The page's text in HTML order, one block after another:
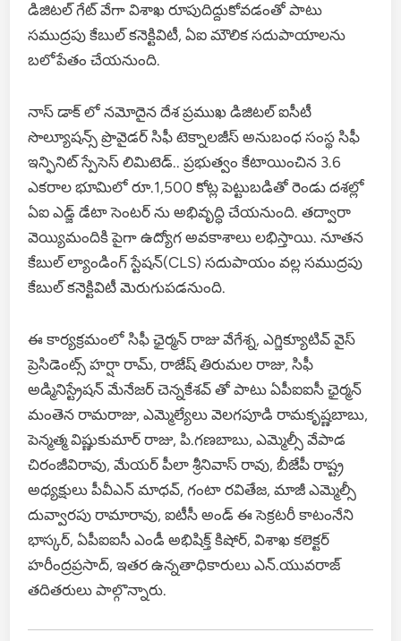
డిజిటల్ గేట్ వేగా విశాఖ రూపుదిద్దుకోవడంతో పాటు
సముద్రపు కేబుల్ కనెక్టివిటీ, ఏఐ మౌలిక సదుపాయాలను
బలోపేతం చేయనుంది.
నాస్ డాక్ లో నమోదైన దేశ ప్రముఖ డిజిటల్ ఐసీటీ
సొల్యూషన్స్ ప్రొవైడర్ సిఫీ టెక్నాలజీస్ అనుబంధ సంస్థ సిఫీ
ఇన్ఫినిట్ స్పేసెస్ లిమిటెడ్.. ప్రభుత్వం కేటాయించిన 3.6
ఎకరాల భూమిలో రూ.1,500 కోట్ల పెట్టుబడితో రెండు దశల్లో
ఏఐ ఎడ్జ్ డేటా సెంటర్ ను అభివృద్ధి చేయనుంది. తద్వారా
వెయ్యిమందికి పైగా ఉద్యోగ అవకాశాలు లభిస్తాయి. నూతన
కేబుల్ ల్యాండింగ్ స్టేషన్(CLS) సదుపాయం వల్ల సముద్రపు
కేబుల్ కనెక్టివిటీ మెరుగుపడనుంది.
ఈ కార్యక్రమంలో సిఫీ ఛైర్మన్ రాజు వేగేశ్న, ఎగ్జిక్యూటివ్ వైస్
ప్రెసిడెంట్స్ హర్షా రామ్, రాజేష్ తిరుమల రాజు, సిఫీ
అడ్మినిస్ట్రేషన్ మేనేజర్ చెన్నకేశవ్ తో పాటు ఏపీఐఐసీ ఛైర్మన్
మంతెన రామరాజు, ఎమ్మెల్యేలు వెలగపూడి రామకృష్ణబాబు,
పెన్మత్మ విష్ణుకుమార్ రాజు, పి.గణబాబు, ఎమ్మెల్సీ వేపాడ
చిరంజీవిరావు, మేయర్ పీలా శ్రీనివాస్ రావు, బీజేపీ రాష్ట్ర
అధ్యక్షులు పీవీఎన్ మాధవ్, గంటా రవితేజ, మాజీ ఎమ్మెల్సీ
దువ్వారపు రామారావు, ఐటీసీ అండ్ ఈ సెక్రటరీ కాటంనేని
భాస్కర్, ఏపీఐఐసీ ఎండీ అభిషిక్త్ కిషోర్, విశాఖ కలెక్టర్
హరీంద్రప్రసాద్, ఇతర ఉన్నతాధికారులు ఎన్.యువరాజ్
తదితరులు పాల్గొన్నారు.